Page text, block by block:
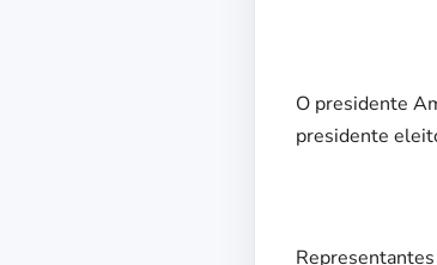
O presidente
presidente